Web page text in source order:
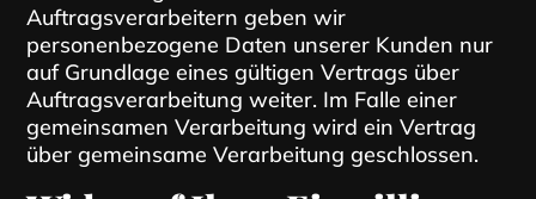
Auftragsverarbeitern geben wir
personenbezogene Daten unserer Kunden nur
auf Grundlage eines gültigen Vertrags über
Auftragsverarbeitung weiter. Im Falle einer
gemeinsamen Verarbeitung wird ein Vertrag
über gemeinsame Verarbeitung geschlossen.